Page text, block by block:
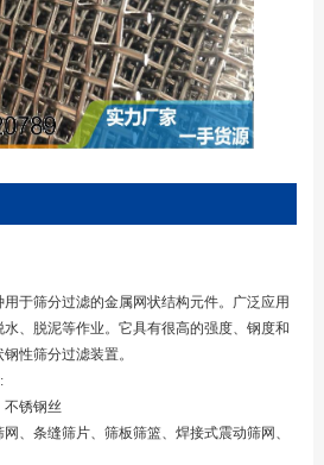
于筛分过滤的金属网状结构元件。广泛应用
、脱泥等作业。它具有很高的强度、钢度和
性筛分过滤装置。
不锈钢丝
、条缝筛片、筛板筛篮、焊接式震动筛网、